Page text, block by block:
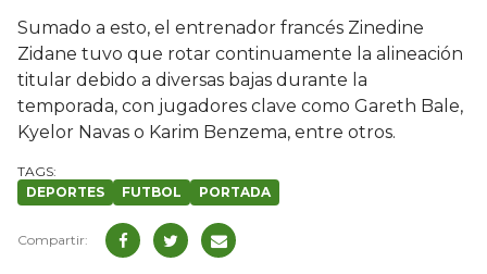
Sumado a esto, el entrenador francés Zinedine
Zidane tuvo que rotar continuamente la alineación
titular debido a diversas bajas durante la
temporada, con jugadores clave como Gareth Bale,
Kyelor Navas o Karim Benzema, entre otros.
DEPORTES FUTBOL PORTADA